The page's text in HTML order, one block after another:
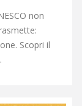
non
Scopri il